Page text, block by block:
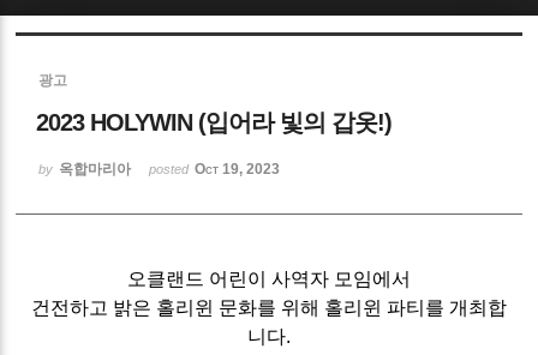
광고
2023 HOLYWIN (입어라 빛의 갑옷!)
by 옥합마리아 posted Oct 19, 2023
오클랜드 어린이 사역자 모임에서
건전하고 밝은 홀리윈 문화를 위해 홀리윈 파티를 개최합
니다.
Sketchbook5, 스케치북5
Sketchbook5, 스케치북5